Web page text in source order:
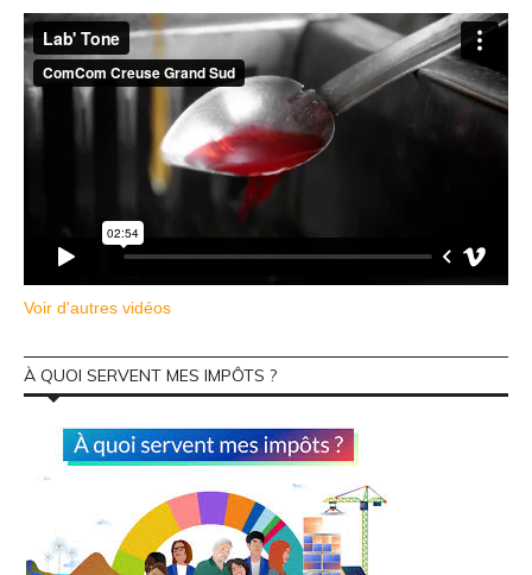
Voir d'autres vidéos
À QUOI SERVENT MES IMPÔTS ?